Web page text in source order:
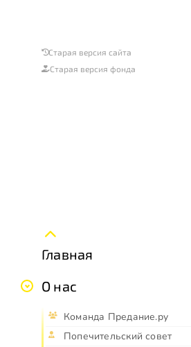
Старая версия сайта
Старая версия фонда
Главная
О нас
Команда Предание.ру
Попечительский совет